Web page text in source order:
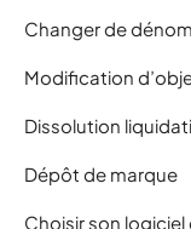
Changer de
Modification
Dissolution
Dépôt de marque
Choisir son